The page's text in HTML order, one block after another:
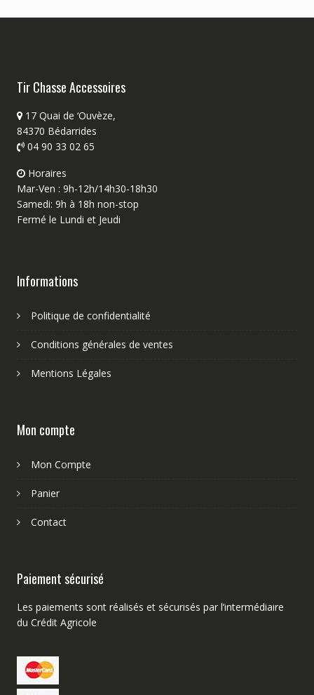
Tir Chasse Accessoires
17 Quai de ‘Ouvèze,
84370 Bédarrides
04 90 33 02 65
Horaires
Mar-Ven : 9h-12h/14h30-18h30
Samedi: 9h à 18h non-stop
Fermé le Lundi et Jeudi
Informations
Politique de confidentialité
Conditions générales de ventes
Mentions Légales
Mon compte
Mon Compte
Panier
Contact
Paiement sécurisé
Les paiements sont réalisés et sécurisés par l’intermédiaire
du Crédit Agricole